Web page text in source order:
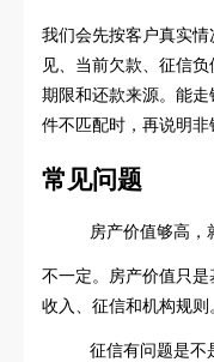
我们会先按客户真实
见、当前欠款、征信
期限和还款来源。能
件不匹配时，再说明非
常见问题
房产价值够高，
不一定。房产价值只是
收入、征信和机构规则。
征信有问题是不